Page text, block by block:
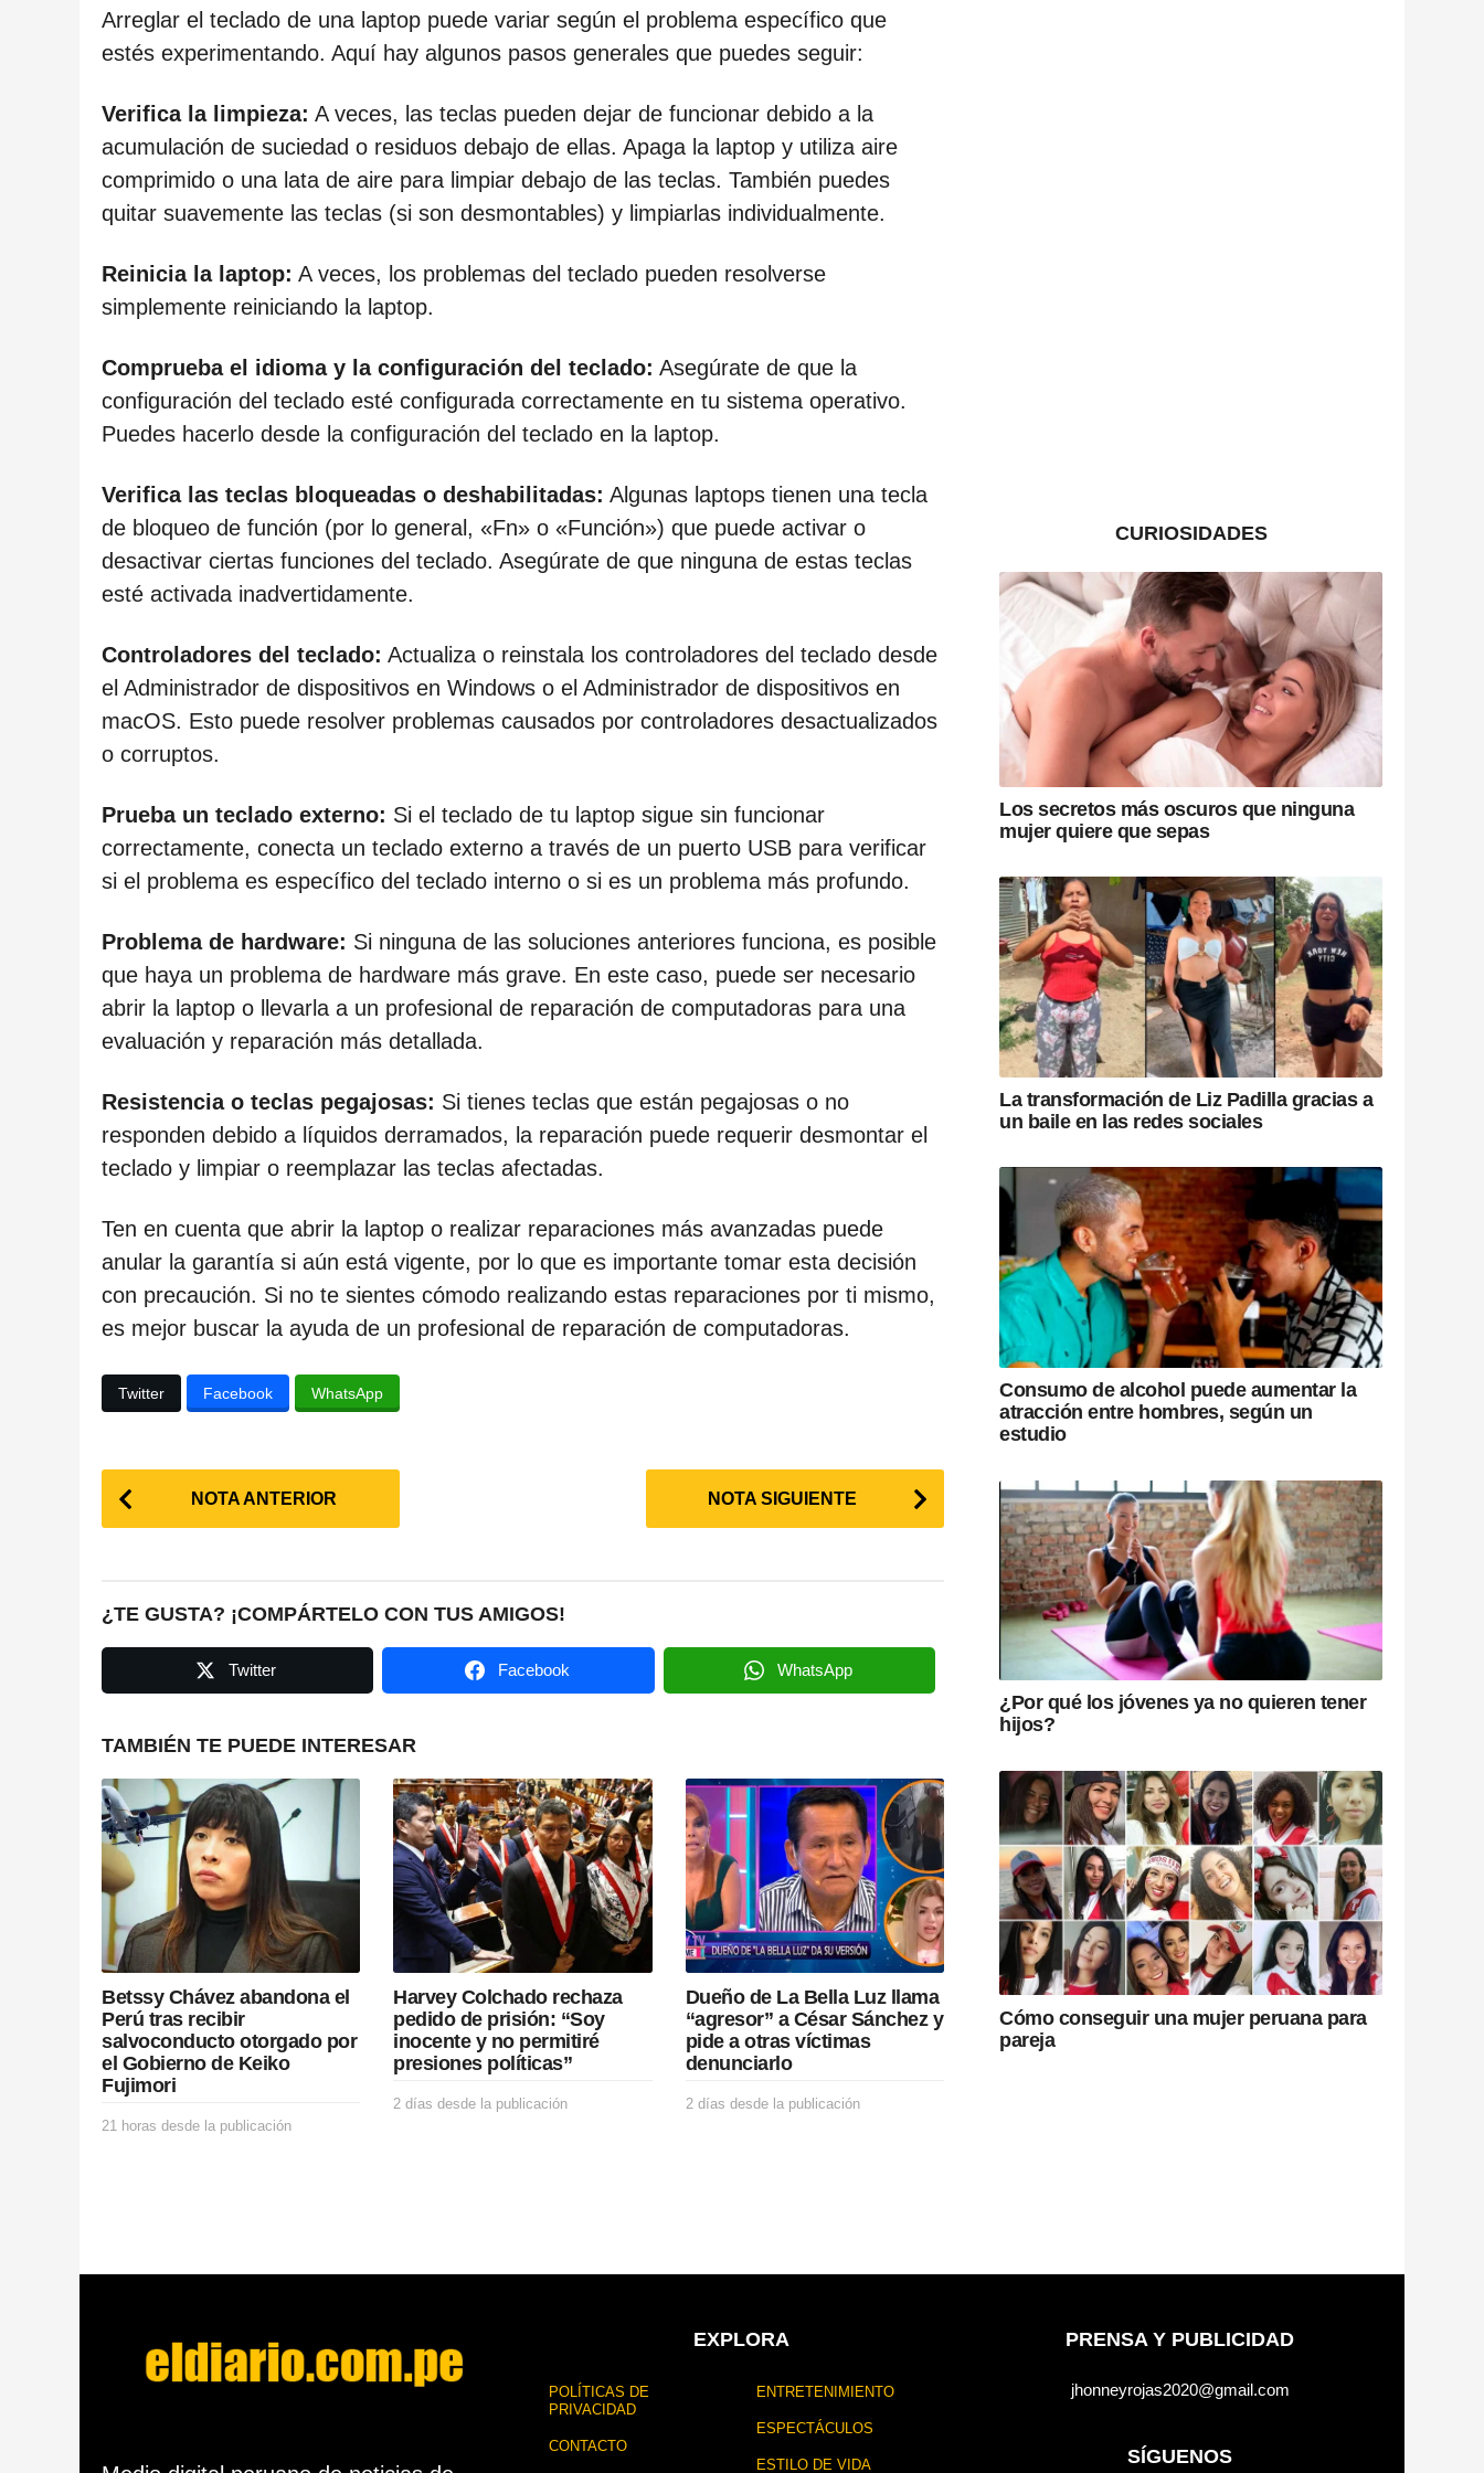
o
s
d
l
a
u
b
l
c
a
c
i
n
Arreglar el teclado de una laptop puede variar según el problema específico que
estés experimentando. Aquí hay algunos pasos generales que puedes seguir:
Verifica la limpieza: A veces, las teclas pueden dejar de funcionar debido a la
acumulación de suciedad o residuos debajo de ellas. Apaga la laptop y utiliza aire
comprimido o una lata de aire para limpiar debajo de las teclas. También puedes
quitar suavemente las teclas (si son desmontables) y limpiarlas individualmente.
Reinicia la laptop: A veces, los problemas del teclado pueden resolverse
simplemente reiniciando la laptop.
Comprueba el idioma y la configuración del teclado: Asegúrate de que la
configuración del teclado esté configurada correctamente en tu sistema operativo.
Puedes hacerlo desde la configuración del teclado en la laptop.
Verifica las teclas bloqueadas o deshabilitadas: Algunas laptops tienen una tecla
de bloqueo de función (por lo general, «Fn» o «Función») que puede activar o
desactivar ciertas funciones del teclado. Asegúrate de que ninguna de estas teclas
esté activada inadvertidamente.
Controladores del teclado: Actualiza o reinstala los controladores del teclado desde
el Administrador de dispositivos en Windows o el Administrador de dispositivos en
macOS. Esto puede resolver problemas causados por controladores desactualizados
o corruptos.
Prueba un teclado externo: Si el teclado de tu laptop sigue sin funcionar
correctamente, conecta un teclado externo a través de un puerto USB para verificar
si el problema es específico del teclado interno o si es un problema más profundo.
Problema de hardware: Si ninguna de las soluciones anteriores funciona, es posible
que haya un problema de hardware más grave. En este caso, puede ser necesario
abrir la laptop o llevarla a un profesional de reparación de computadoras para una
evaluación y reparación más detallada.
Resistencia o teclas pegajosas: Si tienes teclas que están pegajosas o no
responden debido a líquidos derramados, la reparación puede requerir desmontar el
teclado y limpiar o reemplazar las teclas afectadas.
Ten en cuenta que abrir la laptop o realizar reparaciones más avanzadas puede
anular la garantía si aún está vigente, por lo que es importante tomar esta decisión
con precaución. Si no te sientes cómodo realizando estas reparaciones por ti mismo,
es mejor buscar la ayuda de un profesional de reparación de computadoras.
Twitter Facebook WhatsApp
P
o
t
g
i
n
a
t
i
o
n
NOTA ANTERIOR NOTA SIGUIENTE
¿TE GUSTA? ¡COMPÁRTELO CON TUS AMIGOS!
Twitter Facebook WhatsApp
TAMBIÉN TE PUEDE INTERESAR
Betssy Chávez abandona el
Perú tras recibir
salvoconducto otorgado por
el Gobierno de Keiko
Fujimori
21 horas desde la publicación
d
e
l
Harvey Colchado rechaza
pedido de prisión: “Soy
inocente y no permitiré
presiones políticas”
2 días desde la publicación
d
b
l
i
Dueño de La Bella Luz llama
“agresor” a César Sánchez y
pide a otras víctimas
denunciarlo
2 días desde la publicación2
d
b
i
c
CURIOSIDADES
Los secretos más oscuros que ninguna
mujer quiere que sepas
La transformación de Liz Padilla gracias a
un baile en las redes sociales
Consumo de alcohol puede aumentar la
atracción entre hombres, según un
estudio
¿Por qué los jóvenes ya no quieren tener
hijos?
Cómo conseguir una mujer peruana para
pareja
EXPLORA
POLÍTICAS DE
PRIVACIDAD
CONTACTO
ENTRETENIMIENTO
ESPECTÁCULOS
ESTILO DE VIDA
PRENSA Y PUBLICIDAD
jhonneyrojas2020@gmail.com
SÍGUENOS